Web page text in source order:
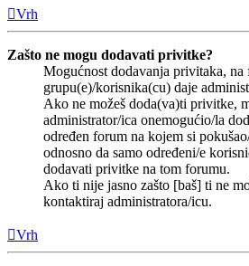
Vrh
Zašto ne mogu dodavati privitke?
Mogućnost dodavanja privitaka, na
grupu(e)/korisnika(cu) daje
Ako ne možeš doda(va)ti privitke,
administrator/ica onemogućio/la
određen forum na kojem si
odnosno da samo određeni/e
dodavati privitke na tom forumu.
Ako ti nije jasno zašto [baš] ti ne
kontaktiraj administratora/icu.
Vrh